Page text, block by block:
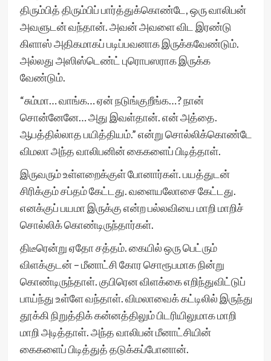
திரும்பித் திரும்பிப் பார்த்துக்கொண்டே, ஒரு வாலிபன்
அவளுடன் வந்தான். அவன் அவளை விட இரண்டு
கிளாஸ் அதிகமாகப் படிப்பவனாக இருக்கவேண்டும்.
அல்லது அஸிஸ்டெண்ட் புரொபஸராக இருக்க
வேண்டும்.
“சும்மா… வாங்க… ஏன் நடுங்குறீங்க…? நான்
சொன்னேனே… அது இவள்தான். என் அத்தை.
ஆபத்தில்லாத பயித்தியம்.” என்று சொல்லிக்கொண்டே
விமலா அந்த வாலிபனின் கைகளைப் பிடித்தாள்.
இருவரும் உள்ளறைக்குள் போனார்கள். பயத்துடன்
சிரிக்கும் சப்தம் கேட்டது. வளையலோசை கேட்டது.
எனக்குப் பயமா இருக்கு என்ற பல்லவியை மாறி மாறிச்
சொல்லிக் கொண்டிருந்தார்கள்.
திடீரென்று ஏதோ சத்தம். கையில் ஒரு பெட்ரும்
விளக்குடன் – மீனாட்சி கோர சொரூபமாக நின்று
கொண்டிருந்தாள். குபிரென விளக்கை எறிந்துவிட்டுப்
பாய்ந்து உள்ளே வந்தாள். விமலாவைக் கட்டிலில் இருந்து
தூக்கி நிறுத்திக் கன்னத்திலும் பிடரியிலுமாக மாறி
மாறி அடித்தாள். அந்த வாலிபன் மீனாட்சியின்
கைகளைப் பிடித்துத் தடுக்கப்போனான்.